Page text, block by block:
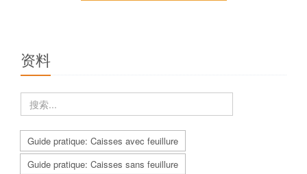
资料
Guide pratique: Caisses avec feuillure
Guide pratique: Caisses sans feuillure